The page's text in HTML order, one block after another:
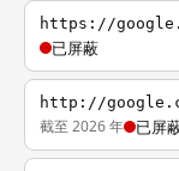
https://
已屏蔽
http://
截至 2026 年 已屏